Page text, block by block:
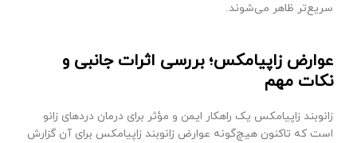
سریع‌تر ظاهر می‌شوند.
عوارض زاپیامکس؛ بررسی اثرات جانبی و
نکات مهم
زانوبند زاپیامکس یک راهکار ایمن و مؤثر برای درمان دردهای زانو
است که تاکنون هیچ‌گونه عوارض زانوبند زاپیامکس برای آن گزارش